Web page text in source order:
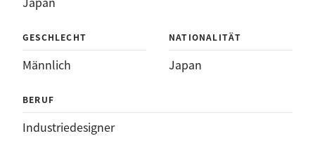
GESCHLECHT
Männlich
NATIONALITÄT
Japan
BERUF
Industriedesigner